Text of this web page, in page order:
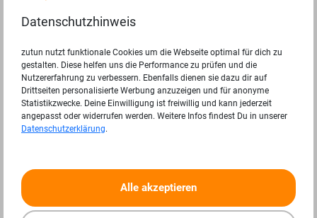
Ergebnisse.
« »
Datenschutzhinweis
zutun nutzt funktionale Cookies um die Webseite optimal für dich zu
gestalten. Diese helfen uns die Performance zu prüfen und die
Nutzererfahrung zu verbessern. Ebenfalls dienen sie dazu dir auf
Drittseiten personalisierte Werbung anzuzeigen und für anonyme
Statistikzwecke. Deine Einwilligung ist freiwillig und kann jederzeit
angepasst oder widerrufen werden. Weitere Infos findest Du in unserer
Datenschutzerklärung.
Alle akzeptieren